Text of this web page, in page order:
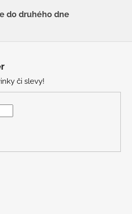
do druhého dne
či slevy!